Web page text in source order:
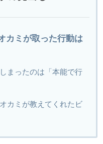
カミが取った行動は
まったのは「本能で行
カミが教えてくれたビ